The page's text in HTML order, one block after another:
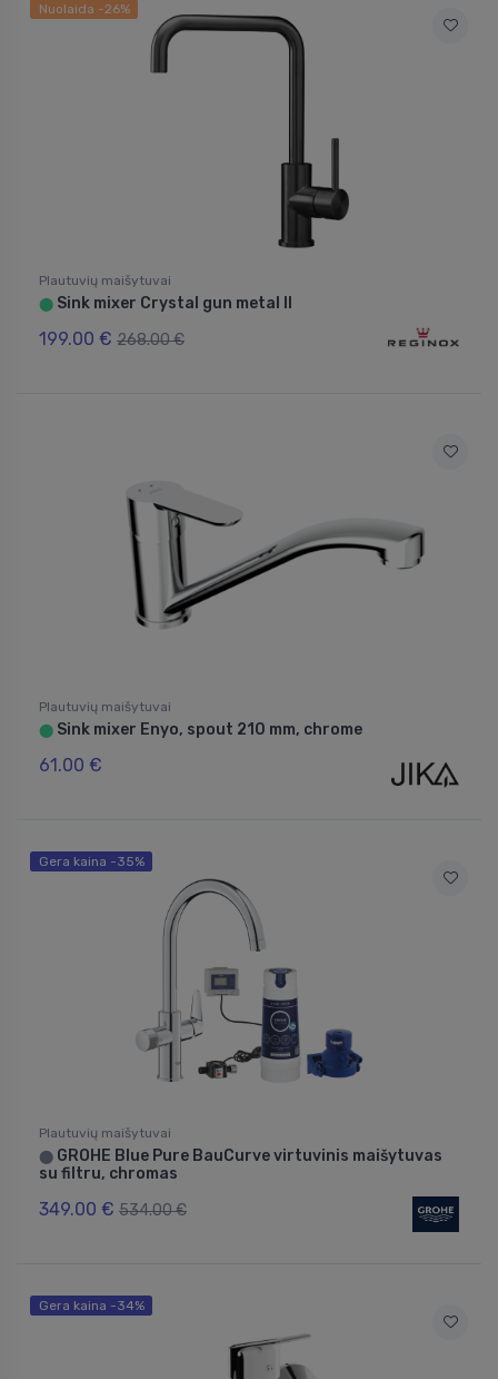
Nuolaida -26%
Plautuvių maišytuvai
⬤ Sink mixer Crystal gun metal II
199.00 € 268.00 €
Plautuvių maišytuvai
⬤ Sink mixer Enyo, spout 210 mm, chrome
61.00 €
Gera kaina -35%
Plautuvių maišytuvai
⬤ GROHE Blue Pure BauCurve virtuvinis maišytuvas
su filtru, chromas
349.00 € 534.00 €
Gera kaina -34%